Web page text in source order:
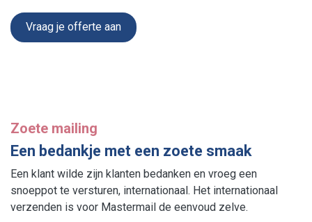
Vraag je offerte aan
Zoete mailing
Een bedankje met een zoete smaak
Een klant wilde zijn klanten bedanken en vroeg een
snoeppot te versturen, internationaal. Het internationaal
verzenden is voor Mastermail de eenvoud zelve.